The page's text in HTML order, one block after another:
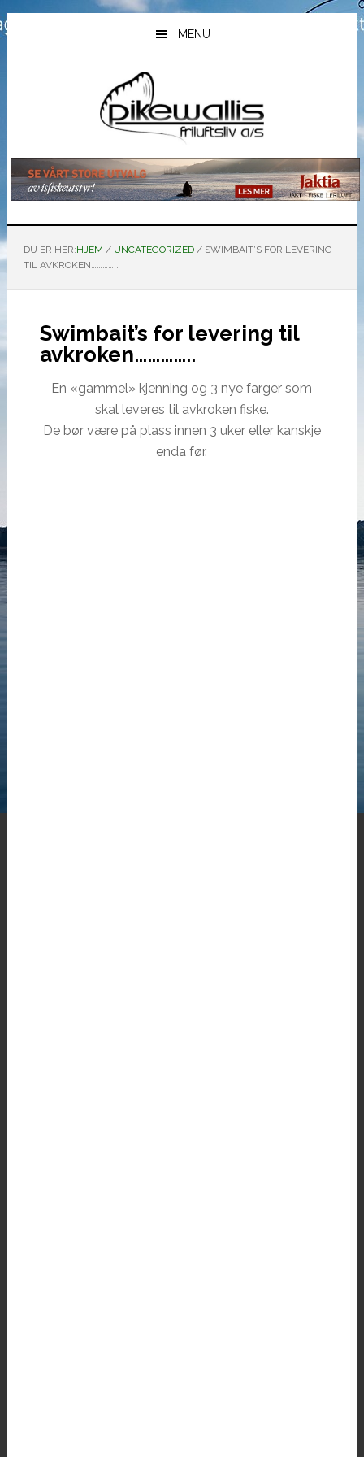
Hopp
til
Hopp
til
Hopp
til
MENU
DU ER HER:HJEM / UNCATEGORIZED /SWIMBAIT’S FOR LEVERING
TIL AVKROKEN…………..
Swimbait’s for levering til
avkroken…………..
En «gammel» kjenning og 3 nye farger som
skal leveres til avkroken fiske.
De bør være på plass innen 3 uker eller kanskje
enda før.